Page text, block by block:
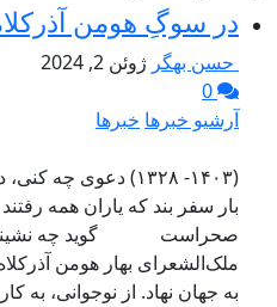
در سوگِ هومن
حسن بهگر ژوئن 2, 2024
آرشیو خبرها خبرها
(۱۴۰۳- ۱۳۲۸)
بار سفر بند که یاران همه
صحراست گوید چه نشینی
به جهان نهاد. از نوجوانی، به